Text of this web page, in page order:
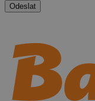
Odeslat